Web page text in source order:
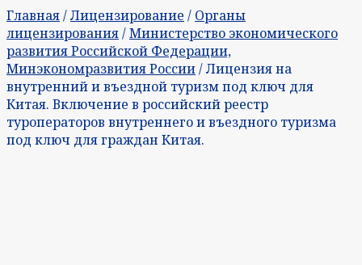
Главная/Лицензирование / Органы
лицензирования/Министерство экономического
развития Российской Федерации,
Минэкономразвития России/ Лицензия на
внутренний и въездной туризм под ключ для
Китая. Включение в российский реестр
туроператоров внутреннего и въездного туризма
под ключ для граждан Китая.